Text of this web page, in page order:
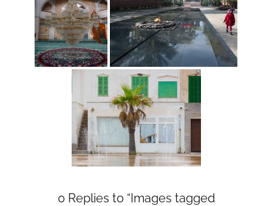
0 Replies to “Images tagged